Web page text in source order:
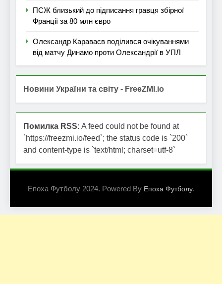
ПСЖ близький до підписання гравця збірної
Франції за 80 млн євро
Олександр Караваєв поділився очікуваннями
від матчу Динамо проти Олександрії в УПЛ
Новини України та світу - FreeZMI.io
Помилка RSS: A feed could not be found at
`https://freezmi.io/feed`; the status code is `200`
and content-type is `text/html; charset=utf-8`
Епоха Футболу 2024. Powered By Епоха Футболу.